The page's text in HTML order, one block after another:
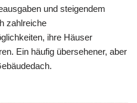
und steigendem
zahlreiche
ihre Häuser
Ein häufig übersehener, aber